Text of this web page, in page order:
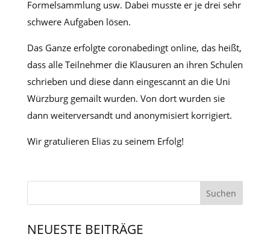
Formelsammlung usw. Dabei musste er je drei sehr
schwere Aufgaben lösen.
Das Ganze erfolgte coronabedingt online, das heißt,
dass alle Teilnehmer die Klausuren an ihren Schulen
schrieben und diese dann eingescannt an die Uni
Würzburg gemailt wurden. Von dort wurden sie
dann weiterversandt und anonymisiert korrigiert.
Wir gratulieren Elias zu seinem Erfolg!
NEUESTE BEITRÄGE